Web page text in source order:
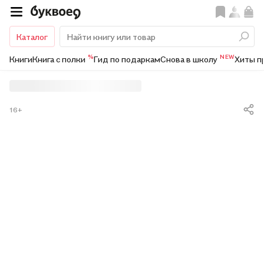
Каталог
КнигиКнига с полки %Гид по подаркамСнова в школу NEWХиты
16+